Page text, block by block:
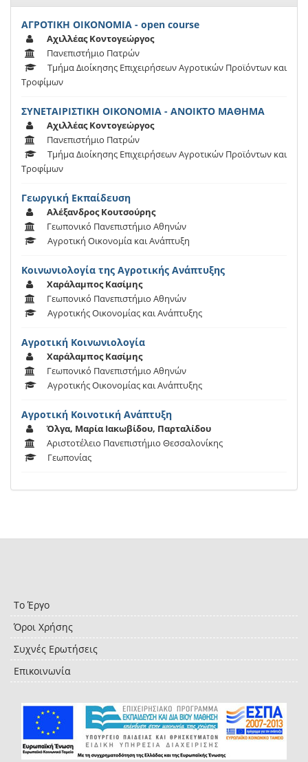
ΑΓΡΟΤΙΚΗ ΟΙΚΟΝΟΜΙΑ - open course
Αχιλλέας Κοντογεώργος
Πανεπιστήμιο Πατρών
Τμήμα Διοίκησης Επιχειρήσεων Αγροτικών Προϊόντων και
Τροφίμων
ΣΥΝΕΤΑΙΡΙΣΤΙΚΗ ΟΙΚΟΝΟΜΙΑ - ΑΝΟΙΚΤΟ ΜΑΘΗΜΑ
Αχιλλέας Κοντογεώργος
Πανεπιστήμιο Πατρών
Τμήμα Διοίκησης Επιχειρήσεων Αγροτικών Προϊόντων και
Τροφίμων
Γεωργική Εκπαίδευση
Αλέξανδρος Κουτσούρης
Γεωπονικό Πανεπιστήμιο Αθηνών
Αγροτική Οικονομία και Ανάπτυξη
Κοινωνιολογία της Αγροτικής Ανάπτυξης
Χαράλαμπος Κασίμης
Γεωπονικό Πανεπιστήμιο Αθηνών
Αγροτικής Οικονομίας και Ανάπτυξης
Αγροτική Κοινωνιολογία
Χαράλαμπος Κασίμης
Γεωπονικό Πανεπιστήμιο Αθηνών
Αγροτικής Οικονομίας και Ανάπτυξης
Αγροτική Κοινοτική Ανάπτυξη
Όλγα, Μαρία Ιακωβίδου, Παρταλίδου
Αριστοτέλειο Πανεπιστήμιο Θεσσαλονίκης
Γεωπονίας
Το Έργο
Όροι Χρήσης
Συχνές Ερωτήσεις
Επικοινωνία